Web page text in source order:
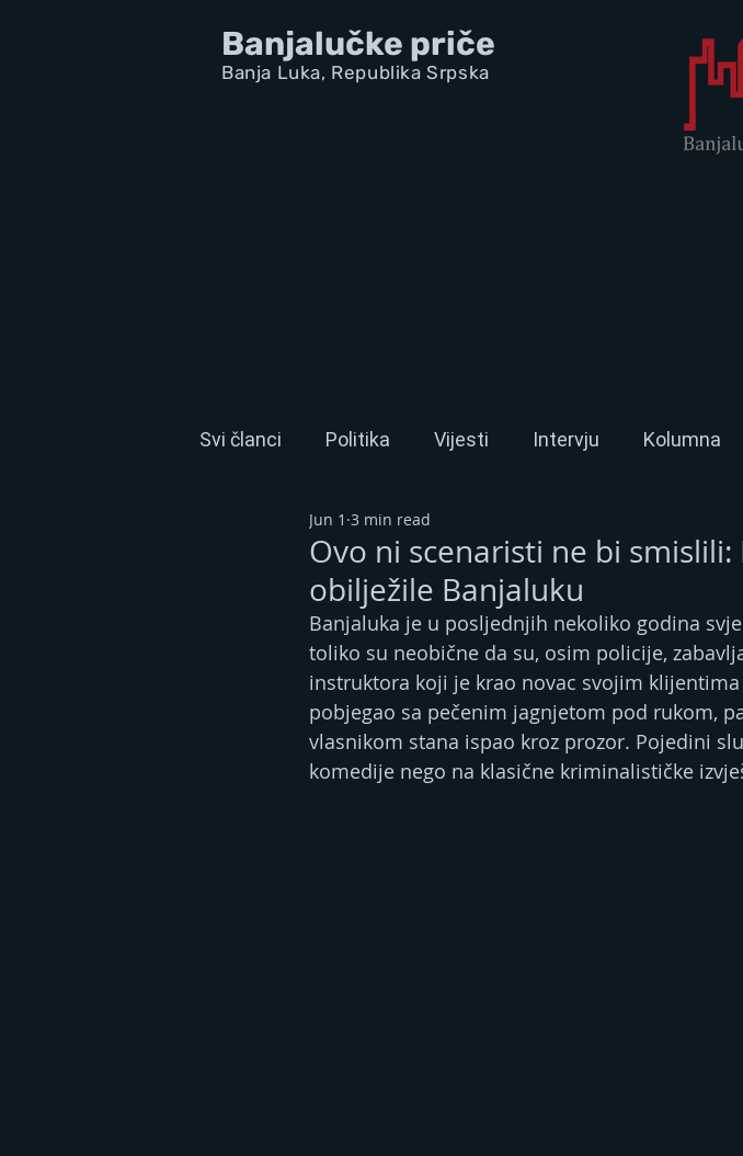
Banjalučke priče
Banja Luka, Republika Srpska
Svi članci Politika Vijesti Intervju Kolumna
Ovo ni scenaristi ne bi
obilježile Banjaluku
Jun 1 3 min read
Banjaluka je u posljednjih nekoliko godina
toliko su neobične da su, osim policije,
instruktora koji je krao novac svojim
pobjegao sa pečenim jagnjetom pod rukom,
vlasnikom stana ispao kroz prozor. Pojedini
komedije nego na klasične kriminalističke